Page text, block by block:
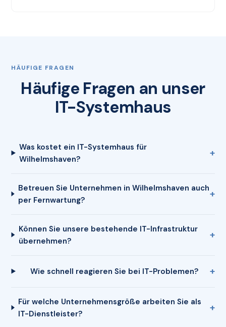
HÄUFIGE FRAGEN
Häufige Fragen an unser
IT-Systemhaus
Was kostet ein IT-Systemhaus für
Wilhelmshaven?
Betreuen Sie Unternehmen in Wilhelmshaven auch
per Fernwartung?
Können Sie unsere bestehende IT-Infrastruktur
übernehmen?
Wie schnell reagieren Sie bei IT-Problemen?
Für welche Unternehmensgröße arbeiten Sie als
IT-Dienstleister?